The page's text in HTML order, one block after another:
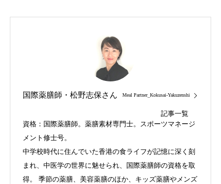
国際薬膳師・松野志保さん Meal Partner_Kokusai-Yakuzenshi
記事一覧
資格：国際薬膳師。薬膳素材専門士。スポーツマネージ
メント修士号。
中学校時代に住んでいた香港の食ライフが記憶に深く刻
まれ、中医学の世界に魅せられ、国際薬膳師の資格を取
得。 季節の薬膳、美容薬膳のほか、キッズ薬膳やメンズ